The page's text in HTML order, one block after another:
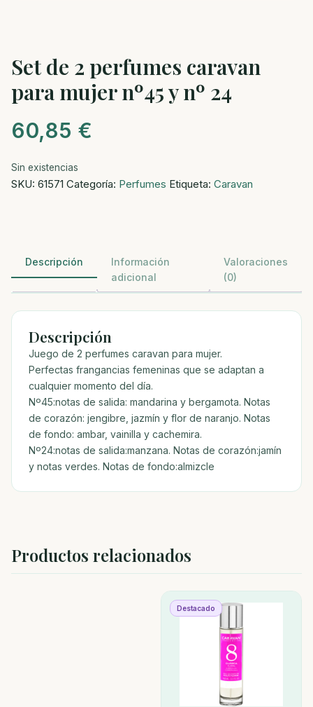
Set de 2 perfumes caravan
para mujer nº45 y nº 24
60,85 €
Sin existencias
SKU: 61571 Categoría: Perfumes Etiqueta: Caravan
Descripción
Información
adicional
Valoraciones
(0)
Descripción
Juego de 2 perfumes caravan para mujer.
Perfectas frangancias femeninas que se adaptan a
cualquier momento del día.
Nº45:notas de salida: mandarina y bergamota. Notas
de corazón: jengibre, jazmín y flor de naranjo. Notas
de fondo: ambar, vainilla y cachemira.
Nº24:notas de salida:manzana. Notas de corazón:jamín
y notas verdes. Notas de fondo:almizcle
Productos relacionados
Destacado